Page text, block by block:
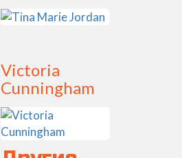
Victoria
Cunningham